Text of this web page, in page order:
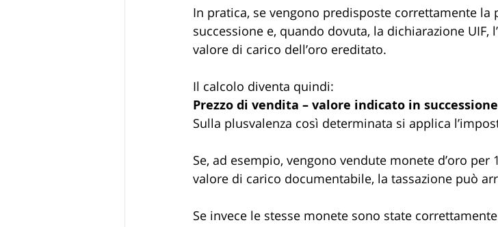
In pratica, se vengono predisposte correttamente
successione e, quando dovuta, la dichiarazione UIF,
valore di carico dell’oro ereditato.
Il calcolo diventa quindi:
Prezzo di vendita – valore indicato in
Sulla plusvalenza così determinata si applica
Se, ad esempio, vengono vendute monete d’oro
valore di carico documentabile, la tassazione può
Se invece le stesse monete sono state